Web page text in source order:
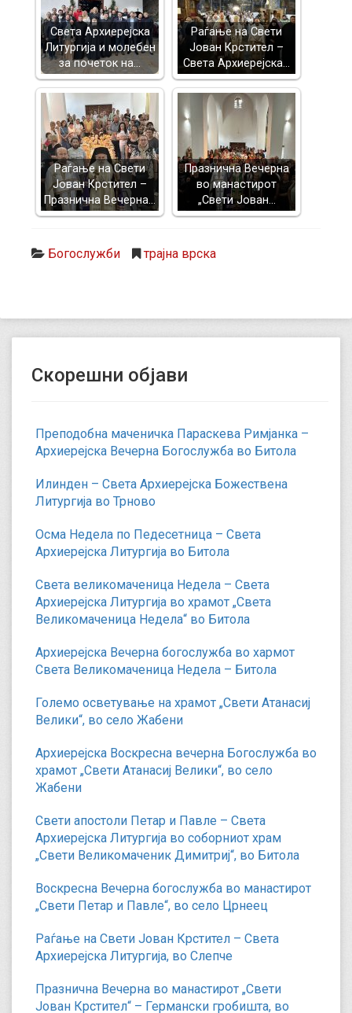
Света Архиерејска
Литургија и молебен
за почеток на…
Раѓање на Свети
Јован Крстител –
Света Архиерејска…
Раѓање на Свети
Јован Крстител –
Празнична Вечерна…
Празнична Вечерна
во манастирот
„Свети Јован…
Богослужби трајна врска
Скорешни објави
Преподобна маченичка Параскева Римјанка –
Архиерејска Вечерна Богослужба во Битола
Илинден – Света Архиерејска Божествена
Литургија во Трново
Осма Недела по Педесетница – Света
Архиерејска Литургија во Битола
Света великомаченица Недела – Света
Архиерејска Литургија во храмот „Света
Великомаченица Недела“ во Битола
Архиерејска Вечерна богослужба во хармот
Света Великомаченица Недела – Битола
Големо осветување на храмот „Свети Атанасиј
Велики“, во село Жабени
Архиерејска Воскресна вечерна Богослужба во
храмот „Свети Атанасиј Велики“, во село
Жабени
Свети апостоли Петар и Павле – Света
Архиерејска Литургија во соборниот храм
„Свети Великомаченик Димитриј“, во Битола
Воскресна Вечерна богослужба во манастирот
„Свети Петар и Павле“, во село Црнеец
Раѓање на Свети Јован Крстител – Света
Архиерејска Литургија, во Слепче
Празнична Вечерна во манастирот „Свети
Јован Крстител“ – Германски гробишта, во